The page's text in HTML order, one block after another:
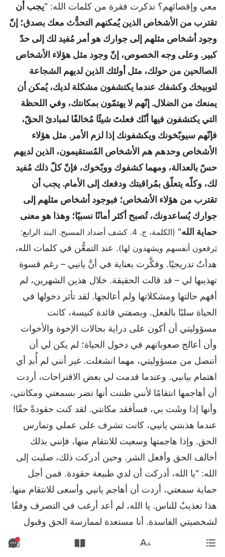
معي وإقصائهم؟ تذكرت فقرة من كلمات الله: "يجب أن
تقترب من الأشخاص الذين يُمكنهم التحدُّث معك بصدق؛ إنّ
وجود أشخاص مثلهم إلى جوارك هو أمر مُفيد لك إلى حدّ
كبير. وعلى وجه الخصوص، إنّ وجود مثل هؤلاء الأشخاص
الصالحين من حولك، مثل أولئك الذين لديهم الشجاعة
لتوبيخك وكشفك عندما يكتشفون مشكلة لديك، يُمكن أن
يمنعك من الضلال. إنّهم لا يهتمّون بمكانتك، وفي اللحظة
التي يكتشفون فيها أنّك فعلتَ شيئًا مُخالفًا لمبادئ الحقّ،
فإنّهم سيوبّخونك ويكشفونك إذا لزم الأمر. مثل هؤلاء
الأشخاص وحدهم هم الأشخاص المُستقيمون، الذين لديهم
حسّ بالعدالة، ومهما كشفوك ووبّخوك، فإنّ كلّ ذلك مُفيد
لك، وكلّه يتعلّق بمُراقبتك ودفعك إلى الأمام. يجب أن
تقترب من هؤلاء الأشخاص؛ فبوجود أشخاص مثلهم إلى
جوارك يُساعدونك، تُصبح أكثر أمانًا نسبيًا؛ وهذا هو معنى
حماية الله"
(الكلمة، ج. 4. كشف أضداد المسيح. البند الرابع:
يَرفعون أنفسهم ويشهدون لها). عند التمعُّن في كلمات الله،
هدأتُ تدريجيًا. وفكَّرت بعناية في أنَّ يانيي – رغم قسوة
تهذيبها لي – قد قالت الحقيقة. خلال هذين الشهرين، لم
أفهم حالتها ومشكلاتها ولم أعالجها. لقد تأثر دخولها في
الحياة سلبًا بالفعل. وبصفتي قائدة كنيسة، كانت
مسؤوليتي أن أكون على دراية بحالات الإخوة والأخوات
وأن أعالج صعوباتهم في دخول الحياة؛ لم يكن لي أن
أتنصل من مسؤوليتي، مهما انشغلت. غير أنني لم أُبدِ أي
اهتمام بيانيي. وعندما قدمت لي بعض الاقتراحات، أردت
أن أهاجمها انتقامًا لأنني ظننت أنها تضر بسمعتي ومكانتي،
وأنها إذا وشَت بي، فسأفقد مكانتي. لقد كنت حقودةً حقًا!
عندما هذبتني يانيي، كانت تشرف على عملي وتمارس
الحق. وإذا هاجمتها وسعيت للانتقام منها، فإنني بذلك
أخالف الحق وأفعل الشر. وحين أدركت ذلك، صليت إلى
الله: "يا الله، أدركت أن لدي طبيعة حقودة. فمن أجل
حماية سمعتي، أردت أن أهاجم يانيي وأسعى للانتقام منها.
هذا تعذيبٌ للناس. يا الله، لم أعد أرغب في التصرف وفقًا
لشخصيتي الفاسدة. أنا مستعدة لممارسة الحق وقبول
اقتراحات يانيي". بعد الصلاة، شعرت بذنب شديد وأردت